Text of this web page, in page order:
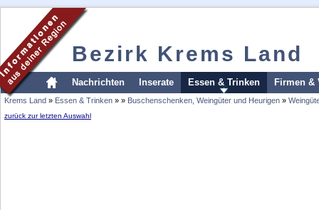
Bezirk Krems Land
Nachrichten Inserate Essen & Trinken Firmen &
Krems Land » Essen & Trinken » » Buschenschenken, Weingüter und Heurigen »
zurück zur letzten Auswahl